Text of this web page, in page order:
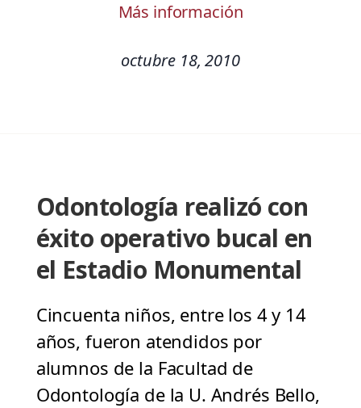
Más información
octubre 18, 2010
Odontología realizó con
éxito operativo bucal en
el Estadio Monumental
Cincuenta niños, entre los 4 y 14
años, fueron atendidos por
alumnos de la Facultad de
Odontología de la U. Andrés Bello,